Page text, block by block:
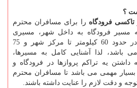
؟
تاکسی فرودگاه را برای مسافران محترم
مسیر فرودگاه به داخل شهر، مسیری
طولانی بوده و مسافتی در حدود 60 کیلومتر تا مرکز شهر و 75
باشد، لذا آشنایی کامل به مسیرها،
داشتن یه تراکم پروازها در فرودگاه و
بسیار مهمی می باشد تا مسافران محترم
و دقت لازم را عنایت داشته باشند.